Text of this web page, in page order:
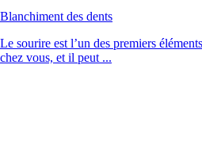
Blanchiment des dents
Le sourire est l’un des premiers
chez vous, et il peut ...